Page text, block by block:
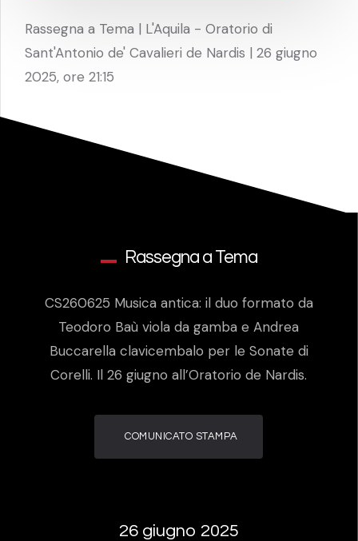
Rassegna a Tema | L'Aquila - Oratorio di
Sant'Antonio de' Cavalieri de Nardis | 26 giugno
2025, ore 21:15
Rassegna a Tema
CS260625 Musica antica: il duo formato da
Teodoro Baù viola da gamba e Andrea
Buccarella clavicembalo per le Sonate di
Corelli. Il 26 giugno all’Oratorio de Nardis.
COMUNICATO STAMPA
26 giugno 2025